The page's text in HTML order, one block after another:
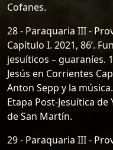
Cofanes.
28 - Paraquaria III -
Capítulo I. 2021, 86’.
jesuíticos – guaraníes.
Jesús en Corrientes
Anton Sepp y la
Etapa Post-Jesuítica de
de San Martín.
29 - Paraquaria III -